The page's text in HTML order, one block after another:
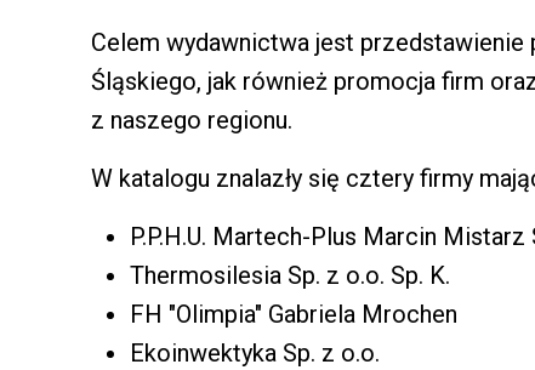
Celem wydawnictwa jest
Śląskiego, jak również promocja firm
z naszego regionu.
W katalogu znalazły się cztery firmy
P.P.H.U. Martech-Plus Marcin Mistarz
Thermosilesia Sp. z o.o. Sp. K.
FH "Olimpia" Gabriela Mrochen
Ekoinwektyka Sp. z o.o.